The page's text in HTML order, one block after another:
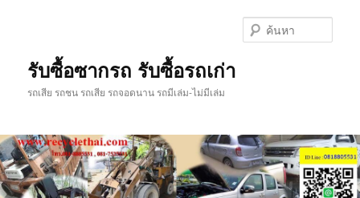
รับซื้อซากรถ รับซื้อรถเก่า
รถเสีย รถชน รถเสีย รถจอดนาน รถมีเล่ม-ไม่มีเล่ม